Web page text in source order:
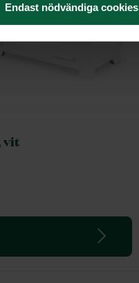
Endast nödvändiga cookies
vit